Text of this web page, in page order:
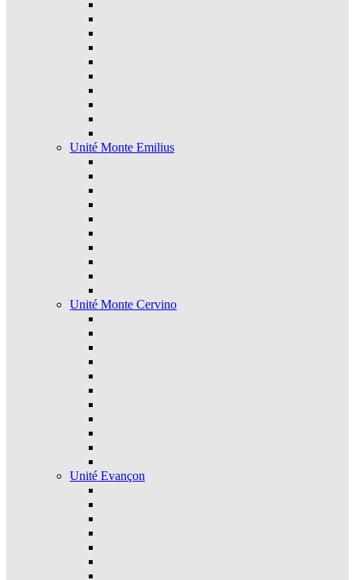
Unité Monte Emilius
Unité Monte Cervino
Unité Evançon